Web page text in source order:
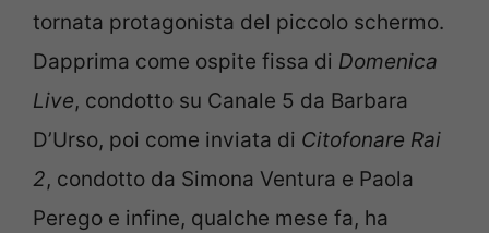
tornata protagonista del piccolo schermo.
Dapprima come ospite fissa di Domenica
Live, condotto su Canale 5 da Barbara
D’Urso, poi come inviata di Citofonare Rai
2, condotto da Simona Ventura e Paola
Perego e infine, qualche mese fa, ha